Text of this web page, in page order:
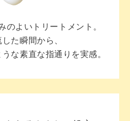
のよいトリートメント。
た瞬間から、
な素直な指通りを実感。